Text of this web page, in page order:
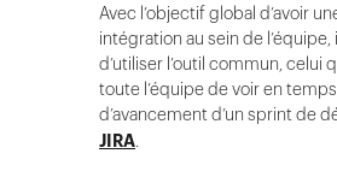
Avec l’objectif global d’avoir
intégration au sein de
d’utiliser l’outil commun, celui
toute l’équipe de voir en
d’avancement d’un sprint de
JIRA.